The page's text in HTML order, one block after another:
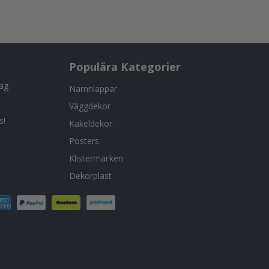
Populära Kategorier
Namnlappar
Väggdekor
Kakeldekor
Posters
Klistermärken
Dekorplast